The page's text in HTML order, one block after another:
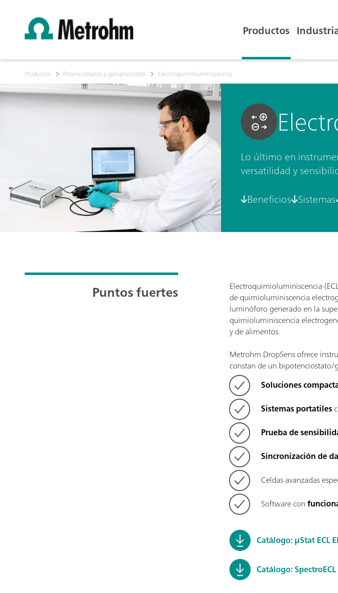
Productos
Productos Potenciostatos y galvanostatos Electroquimioluminiscencia
Lo último en
versatilidad y
Beneficios Sistemas
Puntos fuertes
Electroquimioluminiscencia
de quimioluminiscencia
luminóforo generado en la
quimioluminiscencia
y de alimentos.
Metrohm DropSens ofrece
constan de un bipotenciostato/
Soluciones
Sistemas portatiles
Prueba de
Sincronización de
Celdas avanzadas
Software con
Catálogo: µStat ECL
Catálogo: